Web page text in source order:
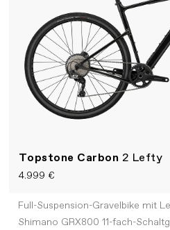
Topstone Carbon 2 Lefty
4.999 €
Full-Suspension-Gravelbike mit
Shimano GRX800 11-fach-